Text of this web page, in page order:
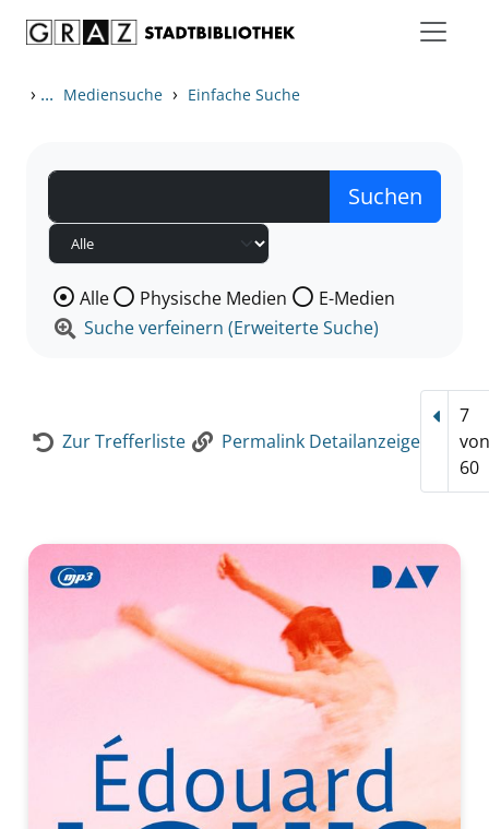
› ... Mediensuche › Einfache Suche
Wählen Sie die Medienart nach der Sie suchen wollen.
Alle Physische Medien
E-Medien
Suche verfeinern (Erweiterte Suche)
Zur Trefferliste Permalink Detailanzeige
7
60